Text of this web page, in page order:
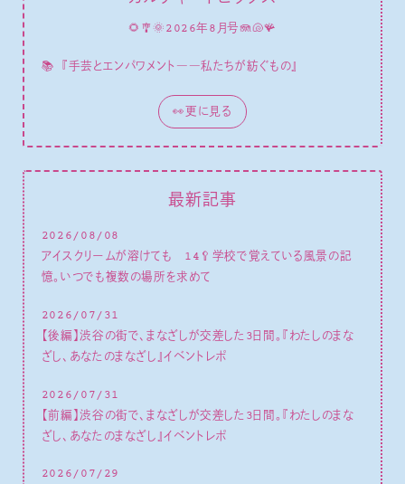
🌻🎐🌞2026年8月号🪼🐚🪸
📚 『手芸とエンパワメント――私たちが紡ぐもの』
👀更に見る
最新記事
2026/08/08
アイスクリームが溶けても 14🥄学校で覚えている風景の記
憶。いつでも複数の場所を求めて
2026/07/31
【後編】渋谷の街で、まなざしが交差した3日間。『わたしのまな
ざし、あなたのまなざし』イベントレポ
2026/07/31
【前編】渋谷の街で、まなざしが交差した3日間。『わたしのまな
ざし、あなたのまなざし』イベントレポ
2026/07/29